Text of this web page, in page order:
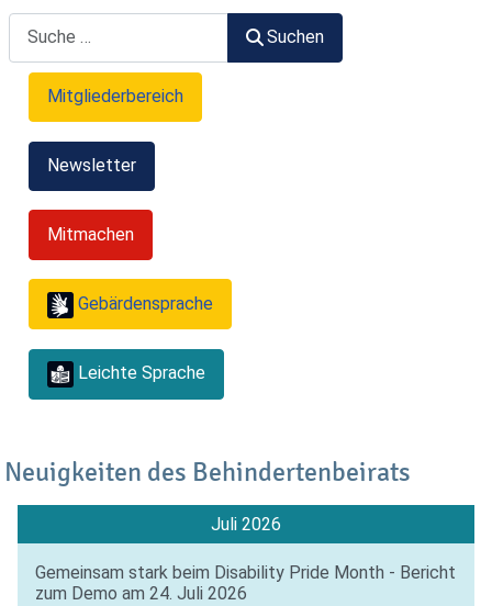
Suchen
Suchen
Mitgliederbereich
Newsletter
Mitmachen
Gebärdensprache
Leichte Sprache
Neuigkeiten des Behindertenbeirats
Juli 2026
Gemeinsam stark beim Disability Pride Month - Bericht
zum Demo am 24. Juli 2026